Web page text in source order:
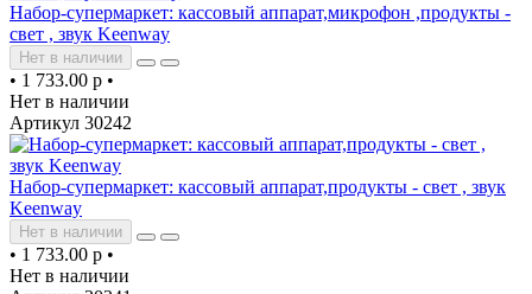
Набор-супермаркет: кассовый аппарат,микрофон ,продукты -
свет , звук Keenway
Нет в наличии
• 1 733.00 р •
Нет в наличии
Артикул 30242
Набор-супермаркет: кассовый аппарат,продукты - свет , звук
Keenway
Нет в наличии
• 1 733.00 р •
Нет в наличии